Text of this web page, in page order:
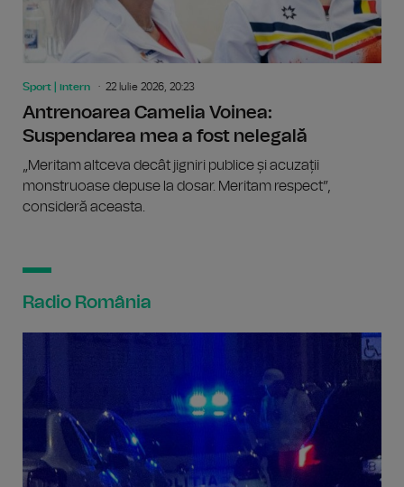
Sport | intern 22 Iulie 2026, 20:23
Antrenoarea Camelia Voinea:
Suspendarea mea a fost nelegală
„Meritam altceva decât jigniri publice și acuzații
monstruoase depuse la dosar. Meritam respect”,
consideră aceasta.
Radio România